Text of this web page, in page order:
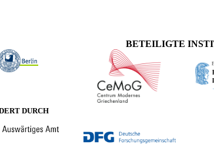
BETEILIGTE
DURCH